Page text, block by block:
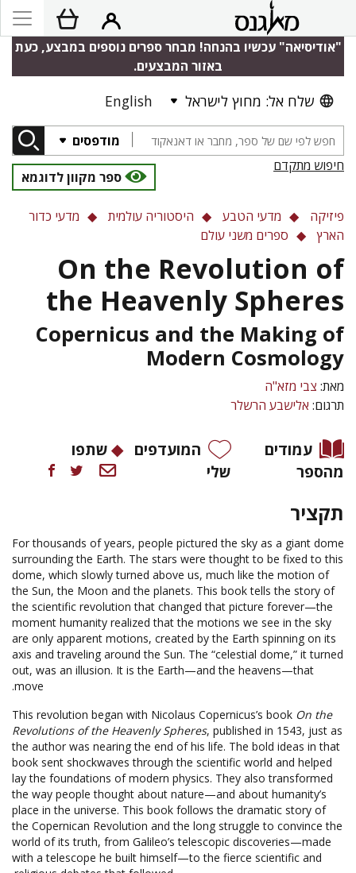
"אודיסיאה" עכשיו בהנחה! מבחר ספרים נוספים במבצע, כעת
באזור המבצעים.
שלח אל: מחוץ לישראל English
מודפסים
חיפוש מתקדם
ספר מקוון לדוגמא
פיזיקה מדעי הטבע היסטוריה עולמית
מדעי כדור
הארץ
ספרים משני עולם
On the Revolution of
the Heavenly Spheres
Copernicus and the Making of
Modern Cosmology
מאת: צבי מזא"ה
תרגום: אלישבע הרשלר
עמודים
מהספר
המועדפים
שלי
שתפו
תקציר
For thousands of years, people pictured the sky as a giant dome
surrounding the Earth. The stars were thought to be fixed to this
dome, which slowly turned above us, much like the motion of
the Sun, the Moon and the planets. This book tells the story of
the scientific revolution that changed that picture forever—the
moment humanity realized that the motions we see in the sky
are only apparent motions, created by the Earth spinning on its
axis and traveling around the Sun. The “celestial dome,” it turned
out, was an illusion. It is the Earth—and the heavens—that
move.
This revolution began with Nicolaus Copernicus’s book On the
Revolutions of the Heavenly Spheres, published in 1543, just as
the author was nearing the end of his life. The bold ideas in that
book sent shockwaves through the scientific world and helped
lay the foundations of modern physics. They also transformed
the way people thought about nature—and about humanity’s
place in the universe. This book follows the dramatic story of
the Copernican Revolution and the long struggle to convince the
world of its truth, from Galileo’s telescopic discoveries—made
with a telescope he built himself—to the fierce scientific and